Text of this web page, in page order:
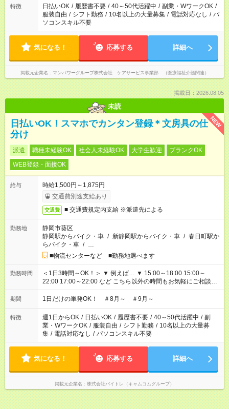
特徴 日払いOK / 履歴書不要 / 40～50代活躍中 / 副業・WワークOK /
服装自由 / シフト勤務 / 10名以上の大量募集 / 電話対応なし / パ
ソコンスキル不要
気になる！ 応募する 詳細へ
掲載元企業名 マンパワーグループ株式会社 ケアサービス事業部 （医療福祉介護関連）
掲載日：2026.08.05
未読
NEW
日払いOK！スマホでカンタン登録＊文房具の仕
分け
派遣 職種未経験OK 社会人未経験OK 大学生歓迎
ブランクOK
WEB登録・面接OK
給与
時給1,500円～1,875円
交通費別途支給あり
交通費 ■ 交通費規定内支給 ※派遣先による
勤務地
静岡市葵区
静岡駅からバイク・車 / 新静岡駅からバイク・車 / 春日町駅か
らバイク・車 / …
■物流センターなど ■勤務地選べます
勤務時間
＜1日3時間～OK！＞ ▼ 例えば… ▼ 15:00～18:00 15:00～
22:00 17:00～22:00 など こちら以外の時間もお気軽にご相談く
ださい！
期間 1日だけの単発OK！ ＃8月～ ＃9月～
特徴 週1日からOK / 日払いOK / 履歴書不要 / 40～50代活躍中 / 副
業・WワークOK / 服装自由 / シフト勤務 / 10名以上の大量募
集 / 電話対応なし / パソコンスキル不要
気になる！ 応募する 詳細へ
掲載元企業名 株式会社バイトレ（キャムコムグループ）